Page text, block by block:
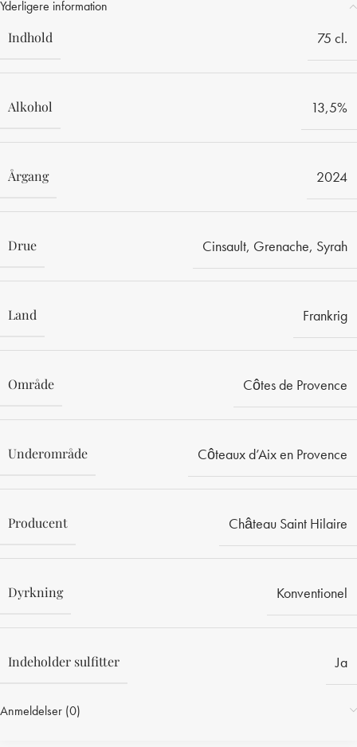
Yderligere information
Indhold
75 cl.
Alkohol 13,5%
Årgang 2024
Drue Cinsault, Grenache, Syrah
Land Frankrig
Område Côtes de Provence
Underområde Côteaux d’Aix en Provence
Producent Château Saint Hilaire
Dyrkning Konventionel
Indeholder sulfitter Ja
Anmeldelser (0)